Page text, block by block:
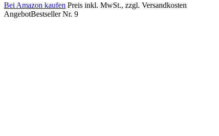
Bei Amazon kaufen Preis inkl. MwSt., zzgl. Versandkosten
AngebotBestseller Nr. 9